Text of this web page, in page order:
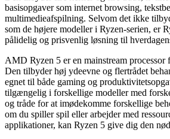
basisopgaver som internet browsing,
multimedieafspilning. Selvom det ikke
som de højere modeller i Ryzen-serien, er
pålidelig og prisvenlig løsning til
AMD Ryzen 5 er en mainstream processor
Den tilbyder høj ydeevne og flertrådet
egnet til både gaming og
tilgængelig i forskellige modeller med
og tråde for at imødekomme forskellige
om du spiller spil eller arbejder med
applikationer, kan Ryzen 5 give dig den